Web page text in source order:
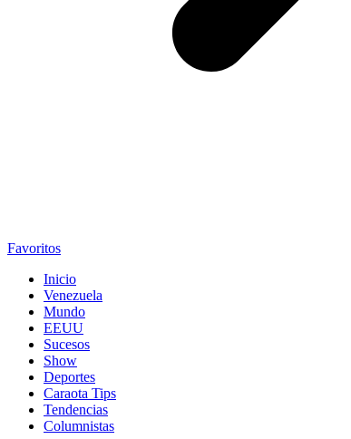
Favoritos
Inicio
Venezuela
Mundo
EEUU
Sucesos
Show
Deportes
Caraota Tips
Tendencias
Columnistas